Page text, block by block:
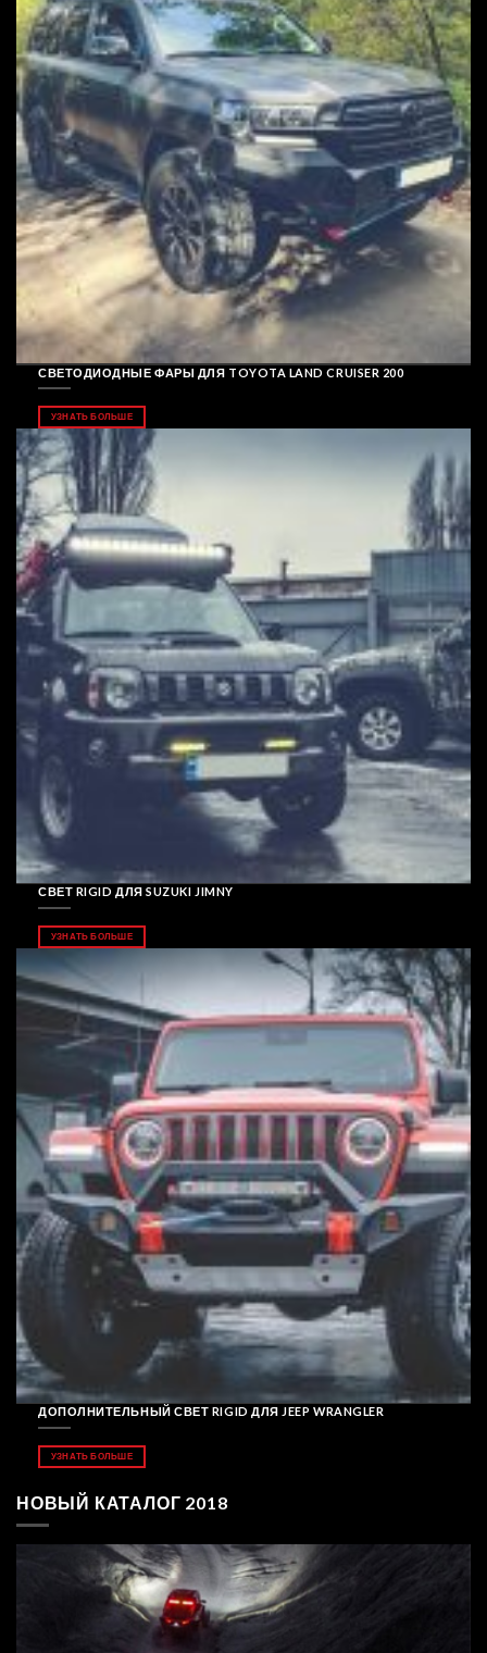
СВЕТОДИОДНЫЕ ФАРЫ ДЛЯ TOYOTA LAND CRUISER 200
УЗНАТЬ БОЛЬШЕ
СВЕТ RIGID ДЛЯ SUZUKI JIMNY
УЗНАТЬ БОЛЬШЕ
ДОПОЛНИТЕЛЬНЫЙ СВЕТ RIGID ДЛЯ JEEP WRANGLER
УЗНАТЬ БОЛЬШЕ
НОВЫЙ КАТАЛОГ 2018